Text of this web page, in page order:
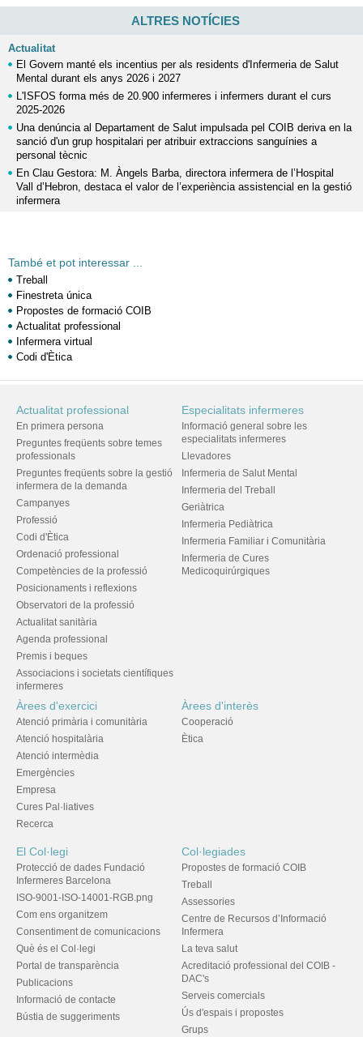
ALTRES NOTÍCIES
Actualitat
El Govern manté els incentius per als residents d'Infermeria de Salut
Mental durant els anys 2026 i 2027
L'ISFOS forma més de 20.900 infermeres i infermers durant el curs
2025-2026
Una denúncia al Departament de Salut impulsada pel COIB deriva en la
sanció d'un grup hospitalari per atribuir extraccions sanguínies a
personal tècnic
En Clau Gestora: M. Àngels Barba, directora infermera de l’Hospital
Vall d’Hebron, destaca el valor de l’experiència assistencial en la gestió
infermera
També et pot interessar ...
Treball
Finestreta única
Propostes de formació COIB
Actualitat professional
Infermera virtual
Codi d'Ètica
Actualitat professional
En primera persona
Preguntes freqüents sobre temes
professionals
Preguntes freqüents sobre la gestió
infermera de la demanda
Campanyes
Professió
Codi d'Ètica
Ordenació professional
Competències de la professió
Posicionaments i reflexions
Observatori de la professió
Actualitat sanitària
Agenda professional
Premis i beques
Associacions i societats científiques
infermeres
Especialitats infermeres
Informació general sobre les
especialitats infermeres
Llevadores
Infermeria de Salut Mental
Infermeria del Treball
Geriàtrica
Infermeria Pediàtrica
Infermeria Familiar i Comunitària
Infermeria de Cures
Medicoquirúrgiques
Àrees d'exercici
Atenció primària i comunitària
Atenció hospitalària
Atenció intermèdia
Emergències
Empresa
Cures Pal·liatives
Recerca
Àrees d'interès
Cooperació
Ètica
El Col·legi
Protecció de dades Fundació
Infermeres Barcelona
ISO-9001-ISO-14001-RGB.png
Com ens organitzem
Consentiment de comunicacions
Què és el Col·legi
Portal de transparència
Publicacions
Informació de contacte
Bústia de suggeriments
Col·legiades
Propostes de formació COIB
Treball
Assessories
Centre de Recursos d’Informació
Infermera
La teva salut
Acreditació professional del COIB -
DAC's
Serveis comercials
Ús d'espais i propostes
Grups